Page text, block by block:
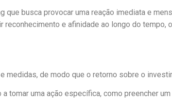
busca provocar uma reação imediata e
e afinidade ao longo do
medidas, de modo que o retorno sobre o
tomar uma ação específica, como preencher